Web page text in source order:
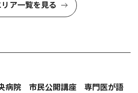
リア一覧を見る
病院 市民公開講座 専門医が語